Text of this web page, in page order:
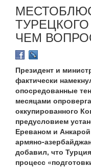
ЧЕМ
Президент и
фактически
опосредованные
месяцами
оккупированного
предусловием
Ереваном и
армяно-
добавил, что
процесс